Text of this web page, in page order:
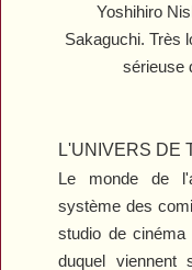
Yoshihiro
Sakaguchi. Très
sérieuse
L'UNIVERS DE
Le monde de
système des
studio de cinéma
duquel viennent